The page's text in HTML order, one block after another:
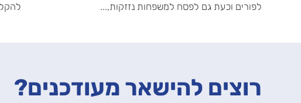
לפורים וכעת גם לפסח למשפחות נזזקות,...
רוצים להישאר מעודכנים?